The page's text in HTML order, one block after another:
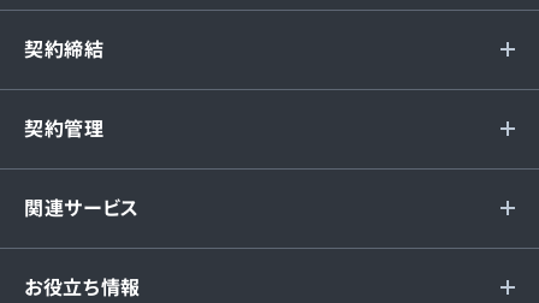
契約締結
契約管理
関連サービス
お役立ち情報